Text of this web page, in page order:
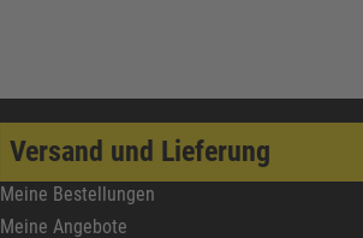
Versand und Lieferung
Meine Bestellungen
Meine Angebote